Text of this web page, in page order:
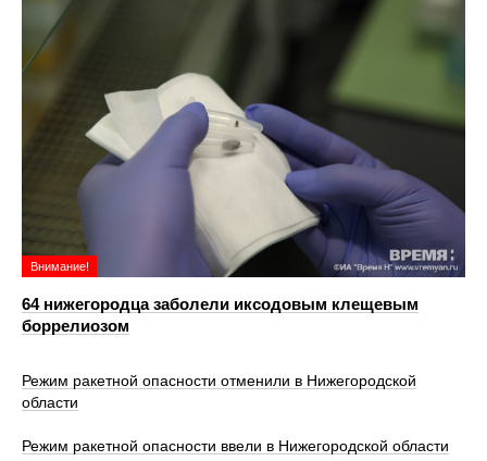
Внимание!
64 нижегородца заболели иксодовым клещевым
боррелиозом
Режим ракетной опасности отменили в Нижегородской
области
Режим ракетной опасности ввели в Нижегородской области